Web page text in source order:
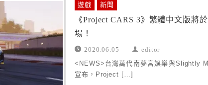
遊戲 新聞
《Project CARS 3》繁體中文版將
場！
2020.06.05 editor
<NEWS>台灣萬代南夢宮娛樂與Slightly
宣布，Project […]